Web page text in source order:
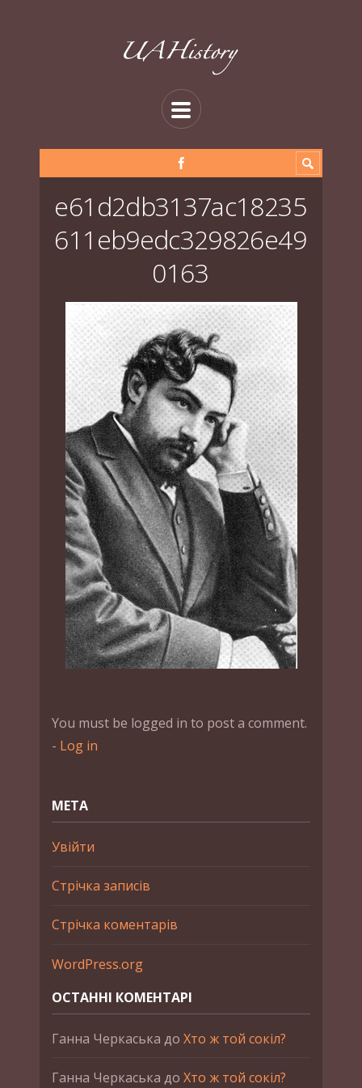
e61d2db3137ac18235
611eb9edc329826e49
0163
You must be logged in to post a comment.
- Log in
МЕТА
Увійти
Стрічка записів
Стрічка коментарів
WordPress.org
ОСТАННІ КОМЕНТАРІ
Ганна Черкаська до Хто ж той сокіл?
Ганна Черкаська до Хто ж той сокіл?